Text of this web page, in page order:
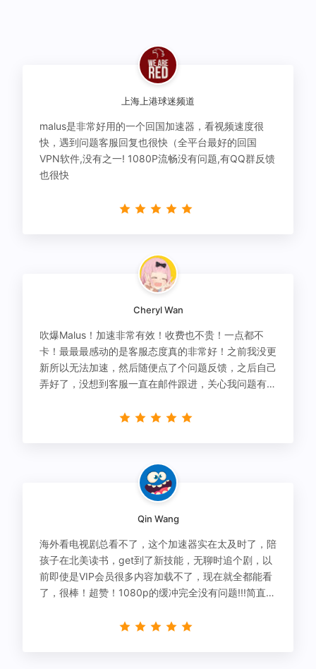
上海上港球迷频道
malus是非常好用的一个回国加速器，看视频速度很
快，遇到问题客服回复也很快（全平台最好的回国
VPN软件,没有之一! 1080P流畅没有问题,有QQ群反馈
也很快
Cheryl Wan
吹爆Malus！加速非常有效！收费也不贵！一点都不
卡！最最最感动的是客服态度真的非常好！之前我没更
新所以无法加速，然后随便点了个问题反馈，之后自己
弄好了，没想到客服一直在邮件跟进，关心我问题有没
Qin Wang
海外看电视剧总看不了，这个加速器实在太及时了，陪
孩子在北美读书，get到了新技能，无聊时追个剧，以
前即使是VIP会员很多内容加载不了，现在就全都能看
了，很棒！超赞！1080p的缓冲完全没有问题!!!简直救